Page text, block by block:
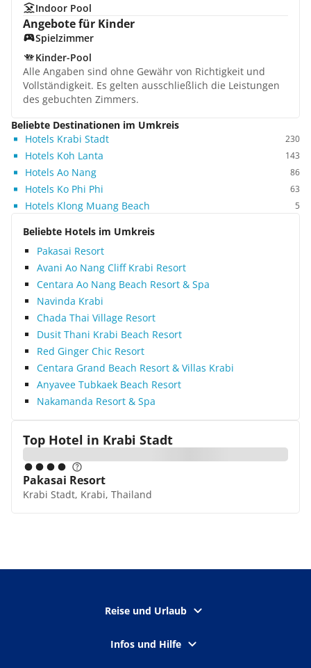
Indoor Pool
Angebote für Kinder
Spielzimmer
Kinder-Pool
Alle Angaben sind ohne Gewähr von Richtigkeit und
Vollständigkeit. Es gelten ausschließlich die Leistungen
des gebuchten Zimmers.
Beliebte Destinationen im Umkreis
Hotels Krabi Stadt
230
Hotels Koh Lanta 143
Hotels Ao Nang 86
Hotels Ko Phi Phi 63
Hotels Klong Muang Beach 5
Beliebte Hotels im Umkreis
Pakasai Resort
Avani Ao Nang Cliff Krabi Resort
Centara Ao Nang Beach Resort & Spa
Navinda Krabi
Chada Thai Village Resort
Dusit Thani Krabi Beach Resort
Red Ginger Chic Resort
Centara Grand Beach Resort & Villas Krabi
Anyavee Tubkaek Beach Resort
Nakamanda Resort & Spa
Top Hotel in Krabi Stadt
Pakasai Resort
Krabi Stadt, Krabi, Thailand
Reise und Urlaub
Infos und Hilfe